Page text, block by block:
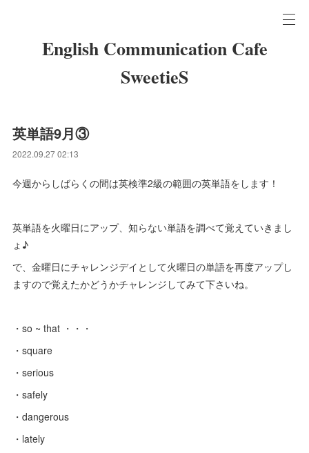
English Communication Cafe
SweetieS
英単語9月③
2022.09.27 02:13
今週からしばらくの間は英検準2級の範囲の英単語をします！
英単語を火曜日にアップ、知らない単語を調べて覚えていきまし
ょ♪
で、金曜日にチャレンジデイとして火曜日の単語を再度アップし
ますので覚えたかどうかチャレンジしてみて下さいね。
・so ~ that ・・・
・square
・serious
・safely
・dangerous
・lately